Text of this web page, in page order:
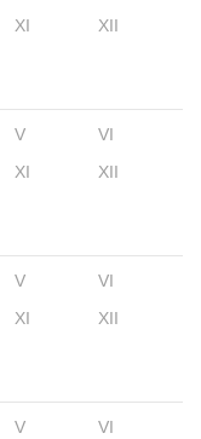
XI XII
V
VI
XI XII
V
VI
XI XII
V
VI